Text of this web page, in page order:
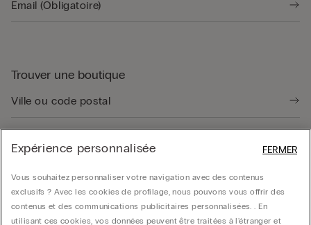
Trouver une boutique
Service client
Expérience personnalisée
Vous souhaitez personnaliser votre navigation avec des contenus
exclusifs ? Avec les cookies de profilage, nous pouvons vous offrir des
contenus et des communications publicitaires personnalisées. . En
utilisant ces cookies, vos données peuvent être traitées à l'étranger et
FERMER